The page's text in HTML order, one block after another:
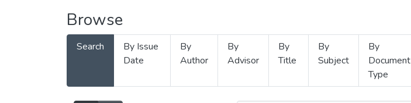
Browse
Search
By Issue
Date
By
Author
By
Advisor
By
Title
By
Subject
By
Document
Type